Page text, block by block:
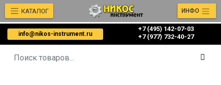
info@nikos-instrument.ru
+7 (495) 142-07-03
‎‎+7 (977) 732-40-27
КАТАЛОГ ИНФО